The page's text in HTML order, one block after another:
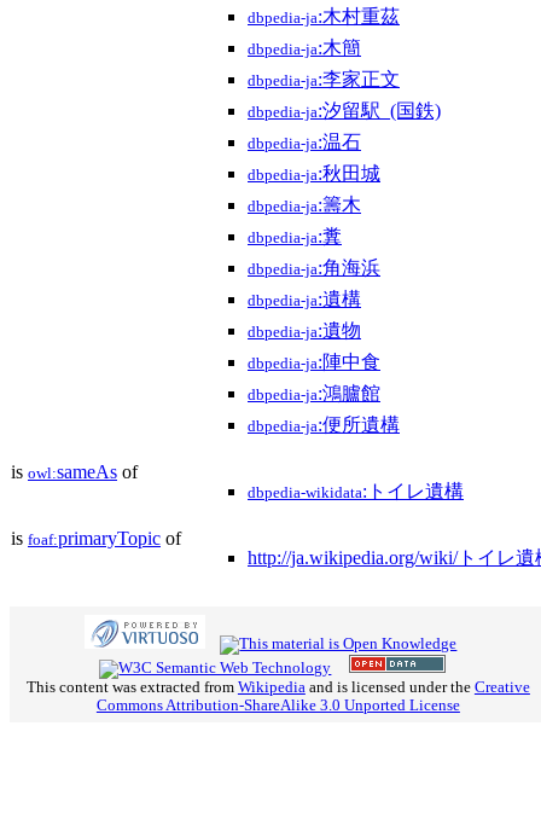
dbpedia-ja:木村重茲
dbpedia-ja:木簡
dbpedia-ja:李家正文
dbpedia-ja:汐留駅_(国鉄)
dbpedia-ja:温石
dbpedia-ja:秋田城
dbpedia-ja:籌木
dbpedia-ja:糞
dbpedia-ja:角海浜
dbpedia-ja:遺構
dbpedia-ja:遺物
dbpedia-ja:陣中食
dbpedia-ja:鴻臚館
dbpedia-ja:便所遺構
is owl:sameAs of
dbpedia-wikidata:トイレ遺構
is foaf:primaryTopic of
http://ja.wikipedia.org/wiki/トイレ遺
This content was extracted from Wikipedia and is licensed under the Creative
Commons Attribution-ShareAlike 3.0 Unported License